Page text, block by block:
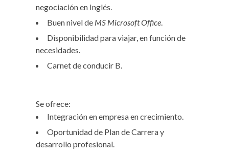
negociación en Inglés.
Buen nivel de MS Microsoft Office.
Disponibilidad para viajar, en función de
necesidades.
Carnet de conducir B.
Se ofrece:
Integración en empresa en crecimiento.
Oportunidad de Plan de Carrera y
desarrollo profesional.